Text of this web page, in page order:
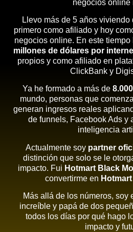
negocios online
Llevo más de 5 años
primero como afiliado y hoy
negocios online. En este tiempo
millones de dólares por
propios y como afiliado en
ClickBank y
Ya he formado a más de
mundo, personas que
generan ingresos reales
de funnels, Facebook Ads y
inteligencia
Actualmente soy partner
distinción que solo se le
impacto. Fui Hotmart Black
convertirme en
Más allá de los números, soy
increíble y papá de dos
todos los días por qué hago
impacto y